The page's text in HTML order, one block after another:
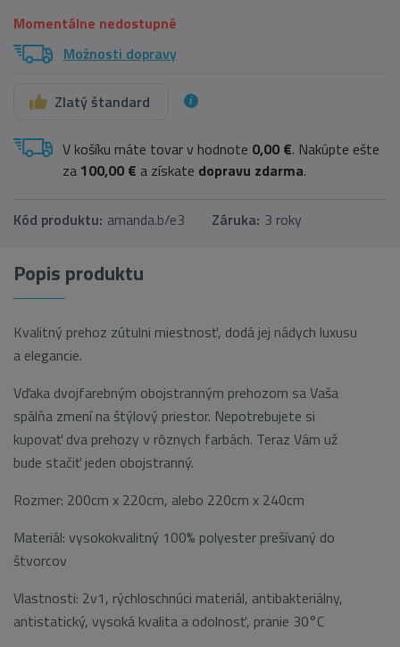
Momentálne nedostupné
Možnosti dopravy
Zlatý štandard
V košíku máte tovar v hodnote 0,00 €. Nakúpte ešte
za 100,00 € a získate dopravu zdarma.
Kód produktu: amanda.b/e3 Záruka: 3 roky
Popis produktu
Kvalitný prehoz zútulni miestnosť, dodá jej nádych luxusu
a elegancie.
Vďaka dvojfarebným obojstranným prehozom sa Vaša
spálňa zmení na štýlový priestor. Nepotrebujete si
kupovať dva prehozy v rôznych farbách. Teraz Vám už
bude stačiť jeden obojstranný.
Rozmer: 200cm x 220cm, alebo 220cm x 240cm
Materiál: vysokokvalitný 100% polyester prešívaný do
štvorcov
Vlastnosti: 2v1, rýchloschnúci materiál, antibakteriálny,
antistatický, vysoká kvalita a odolnosť, pranie 30°C